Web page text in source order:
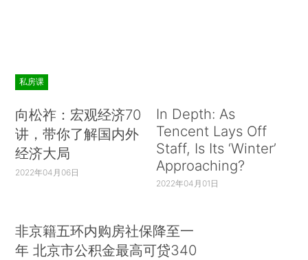
私房课
向松祚：宏观经济70
讲，带你了解国内外
经济大局
2022年04月06日
In Depth: As
Tencent Lays Off
Staff, Is Its ‘Winter’
Approaching?
2022年04月01日
非京籍五环内购房社保降至一
年 北京市公积金最高可贷340